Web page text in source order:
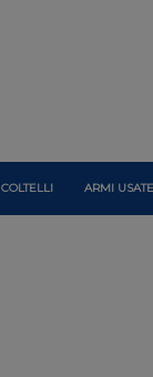
COLTELLI ARMI USATE